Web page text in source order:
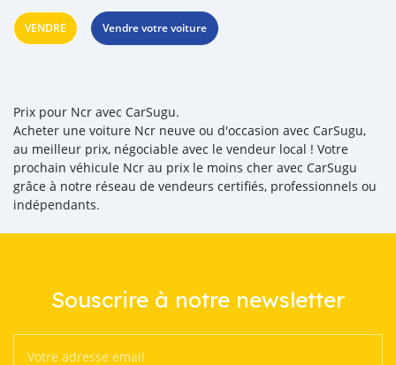
VENDRE Vendre votre voiture
Prix pour Ncr avec CarSugu.
Acheter une voiture Ncr neuve ou d'occasion avec CarSugu,
au meilleur prix, négociable avec le vendeur local ! Votre
prochain véhicule Ncr au prix le moins cher avec CarSugu
grâce à notre réseau de vendeurs certifiés, professionnels ou
indépendants.
Souscrire à notre newsletter